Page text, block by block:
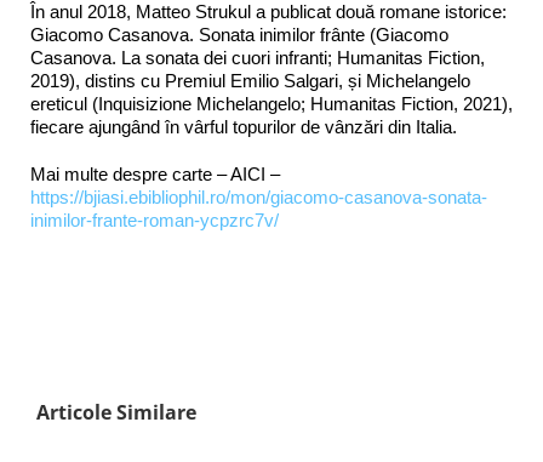
În anul 2018, Matteo Strukul a publicat două romane istorice:
Giacomo Casanova. Sonata inimilor frânte (Giacomo
Casanova. La sonata dei cuori infranti; Humanitas Fiction,
2019), distins cu Premiul Emilio Salgari, și Michelangelo
ereticul (Inquisizione Michelangelo; Humanitas Fiction, 2021),
fiecare ajungând în vârful topurilor de vânzări din Italia.
Mai multe despre carte – AICI –
https://bjiasi.ebibliophil.ro/mon/giacomo-casanova-sonata-
inimilor-frante-roman-ycpzrc7v/
Articole Similare